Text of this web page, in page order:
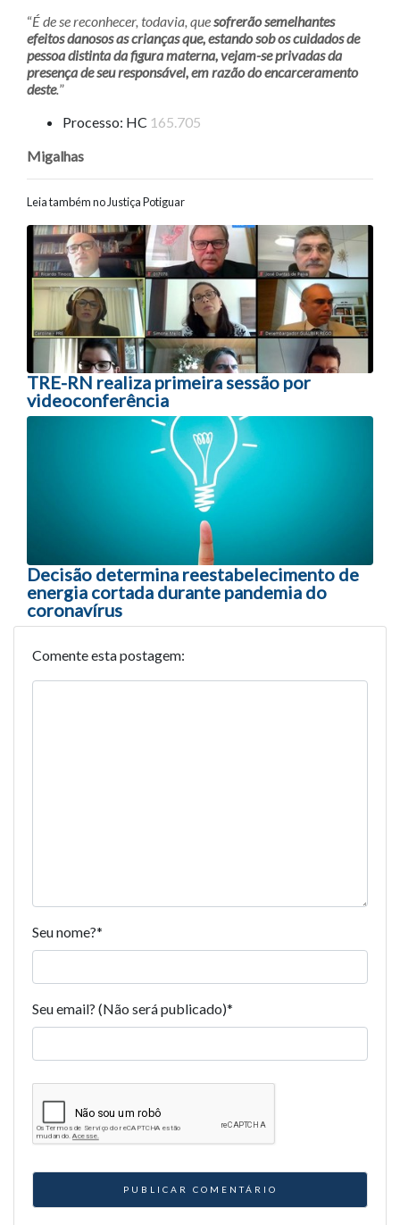
“É de se reconhecer, todavia, quesofrerão semelhantes
efeitos danosos as crianças que, estando sob os cuidados de
pessoa distinta da figura materna, vejam-se privadas da
presença de seu responsável, em razão do encarceramento
deste.”
Processo: HC 165.705
Migalhas
Leia também no Justiça Potiguar
Navegação entre posts
TRE-RN realiza primeira sessão por
videoconferência
Decisão determina reestabelecimento de
energia cortada durante pandemia do
coronavírus
Comente esta postagem:
Seu nome?*
Seu email? (Não será publicado)*